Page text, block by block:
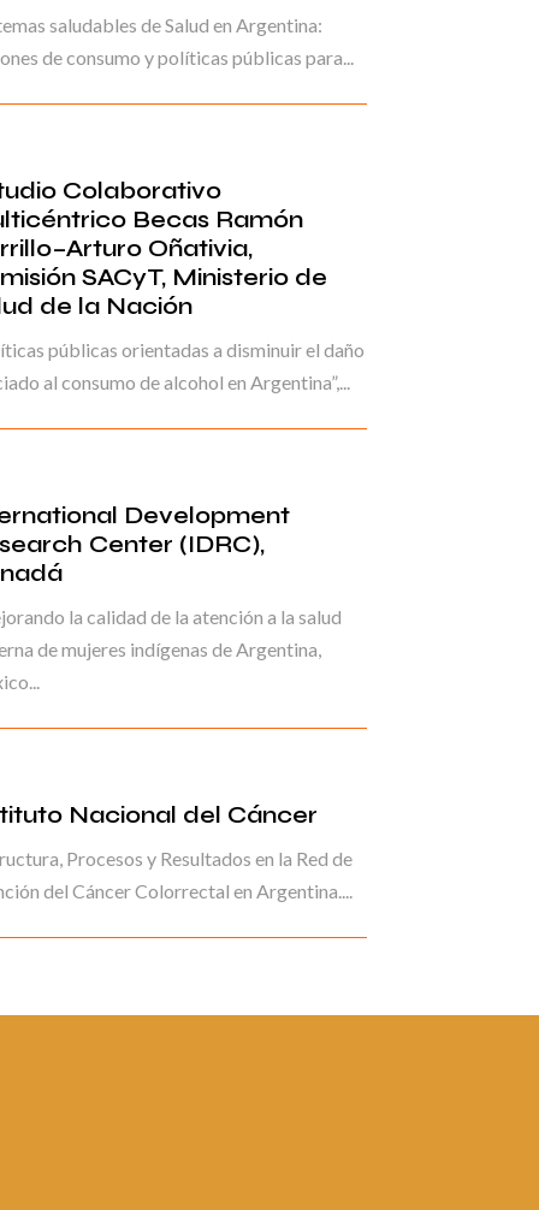
saludables de Salud en Argentina:
de consumo y políticas públicas para...
Colaborativo
Becas Ramón
Oñativia,
SACyT, Ministerio de
de la Nación
públicas orientadas a disminuir el daño
al consumo de alcohol en Argentina”,...
Development
Center (IDRC),
la calidad de la atención a la salud
de mujeres indígenas de Argentina,
Nacional del Cáncer
Procesos y Resultados en la Red de
del Cáncer Colorrectal en Argentina....